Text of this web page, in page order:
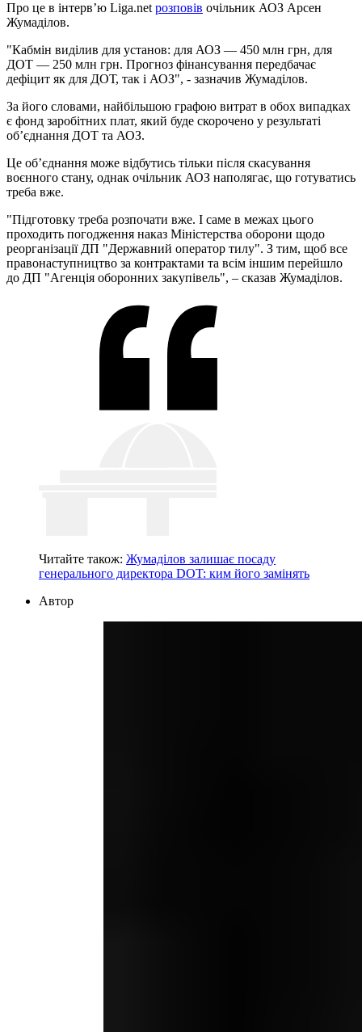
Про це в інтервʼю Liga.netрозповів очільник АОЗ Арсен
Жумаділов.
"Кабмін виділив для установ: для АОЗ — 450 млн грн, для
ДОТ — 250 млн грн. Прогноз фінансування передбачає
дефіцит як для ДОТ, так і АОЗ", - зазначив Жумаділов.
За його словами, найбільшою графою витрат в обох випадках
є фонд заробітних плат, який буде скорочено у результаті
обʼєднання ДОТ та АОЗ.
Це обʼєднання може відбутись тільки після скасування
воєнного стану, однак очільник АОЗ наполягає, що готуватись
треба вже.
"Підготовку треба розпочати вже. І саме в межах цього
проходить погодження наказ Міністерства оборони щодо
реорганізації ДП "Державний оператор тилу". З тим, щоб все
правонаступництво за контрактами та всім іншим перейшло
до ДП "Агенція оборонних закупівель", – сказав Жумаділов.
Читайте також: Жумаділов залишає посаду
генерального директора DOT: ким його замінять
Автор